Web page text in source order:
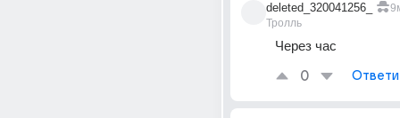
deleted_320041256_
Тролль
Через час
0